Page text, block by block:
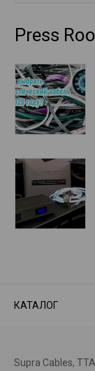
Press
КАТАЛОГ
Supra Cables,